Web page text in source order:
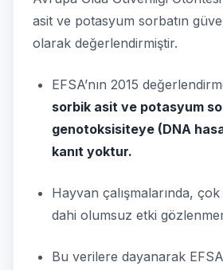
asit ve potasyum sorbatın
olarak değerlendirmiştir.
EFSA’nın 2015
sorbik asit ve potasyum
genotoksisiteye (DNA
kanıt yoktur.
Hayvan çalışmalarında,
dahi olumsuz etki
Bu verilere dayanarak